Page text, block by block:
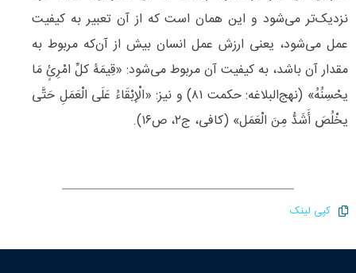
نزدیک‌تر می‌شود و این همان است که از آن تعبیر به کیفیت
عمل می‌شود، یعنی ارزش عمل انسان بیش از آن‌که مربوط به
مقدار آن باشد، به کیفیت آن مربوط می‌شود: «قِیمَۀ کلِّ امْرِئٍ مَا
یحْسِنُهُ» (نهج‌البلاغه: حکمت ۸۱) و نیز: «الْإِبْقَاءُ عَلَى الْعَمَلِ حَتَّى
یخْلُصَ أَشَدُّ مِنَ الْعَمَل‏» (کافی، ج۲، ص۱۶).
کپی لینک